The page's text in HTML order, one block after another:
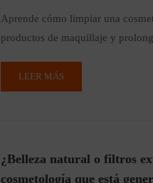
Aprende cómo limpiar una
productos de maquillaje y
LEER MÁS
¿Belleza natural o filtros
cosmetología que está